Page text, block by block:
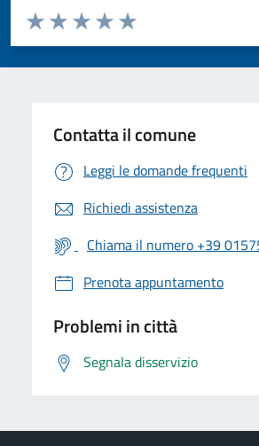
Valuta da 1 a 5 stelle la pagina
Valuta 5 stelle su 5
Valuta 4 stelle su 5
Valuta 3 stelle su 5
Valuta 2 stelle su 5
Valuta 1 stelle su 5
Contatta il comune
Leggi le domande frequenti
Richiedi assistenza
Chiama il numero +39
Prenota appuntamento
Problemi in città
Segnala disservizio